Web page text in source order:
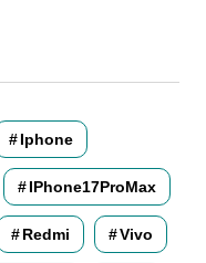
Iphone
IPhone17ProMax
Redmi Vivo